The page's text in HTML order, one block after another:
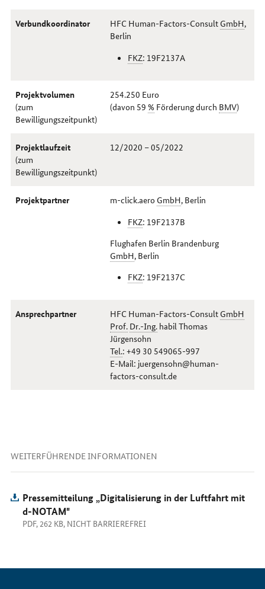
Verbundkoordinator HFC Human-Factors-Consult GmbH,
Berlin
FKZ: 19F2137A
Projektvolumen
(zum
Bewilligungszeitpunkt)
254.250 Euro
(davon 59 % Förderung durch BMV)
Projektlaufzeit
(zum
Bewilligungszeitpunkt)
12/2020 – 05/2022
Projektpartner m-click.aero GmbH, Berlin
FKZ: 19F2137B
Flughafen Berlin Brandenburg
GmbH, Berlin
FKZ: 19F2137C
Ansprechpartner HFC Human-Factors-Consult GmbH
Prof. Dr.-Ing.habil Thomas
Jürgensohn
Tel.: +49 30 549065-997
E-Mail: juergensohn@human-
factors-consult.de
WEITERFÜHRENDE INFORMATIONEN
Pressemitteilung „Digitalisierung in der Luftfahrt mit
d-NOTAM"
PDF, 262 KB, NICHT BARRIEREFREI